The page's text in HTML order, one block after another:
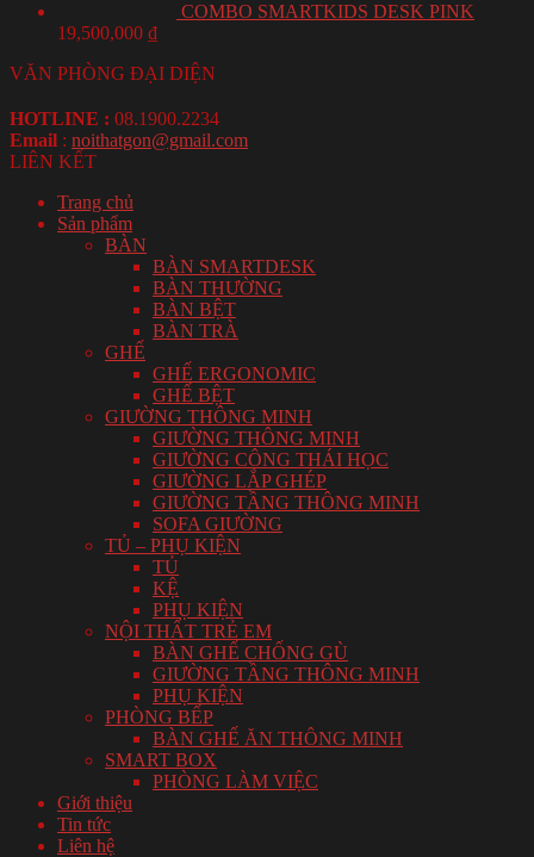
COMBO SMARTKIDS DESK PINK
19,500,000 ₫
VĂN PHÒNG ĐẠI DIỆN
HOTLINE : 08.1900.2234
Email : noithatgon@gmail.com
LIÊN KẾT
Trang chủ
Sản phẩm
BÀN
BÀN SMARTDESK
BÀN THƯỜNG
BÀN BỆT
BÀN TRÀ
GHẾ
GHẾ ERGONOMIC
GHẾ BỆT
GIƯỜNG THÔNG MINH
GIƯỜNG THÔNG MINH
GIƯỜNG CÔNG THÁI HỌC
GIƯỜNG LẮP GHÉP
GIƯỜNG TẦNG THÔNG MINH
SOFA GIƯỜNG
TỦ – PHỤ KIỆN
TỦ
KỆ
PHỤ KIỆN
NỘI THẤT TRẺ EM
BÀN GHẾ CHỐNG GÙ
GIƯỜNG TẦNG THÔNG MINH
PHỤ KIỆN
PHÒNG BẾP
BÀN GHẾ ĂN THÔNG MINH
SMART BOX
PHÒNG LÀM VIỆC
Giới thiệu
Tin tức
Liên hệ